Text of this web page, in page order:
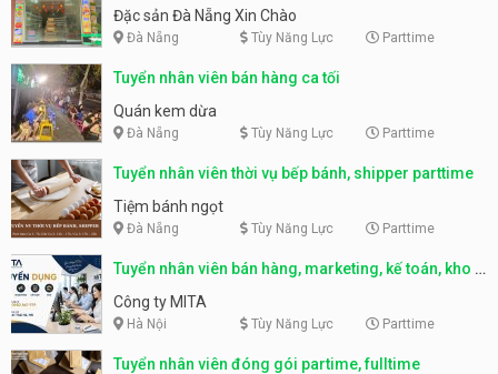
Nẵng
Đặc sản Đà Nẵng Xin Chào
Đà Nẵng Tùy Năng Lực Parttime
Tuyển nhân viên bán hàng ca tối
Quán kem dừa
Đà Nẵng Tùy Năng Lực Parttime
Tuyển nhân viên thời vụ bếp bánh, shipper parttime
Tiệm bánh ngọt
Đà Nẵng Tùy Năng Lực Parttime
Tuyển nhân viên bán hàng, marketing, kế toán, kho –
parttime, fulltime
Công ty MITA
Hà Nội Tùy Năng Lực Parttime
Tuyển nhân viên đóng gói partime, fulltime